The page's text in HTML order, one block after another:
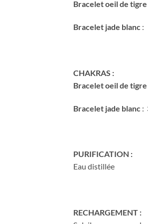
Bracelet oeil de tigre
Bracelet jade blanc :
CHAKRAS :
Bracelet oeil de tigre
Bracelet jade blanc :
PURIFICATION :
Eau distillée
RECHARGEMENT :